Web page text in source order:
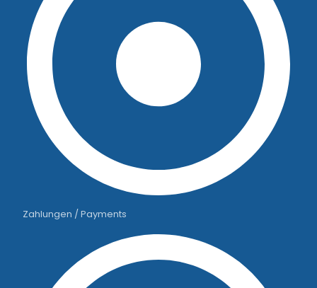
Zahlungen / Payments